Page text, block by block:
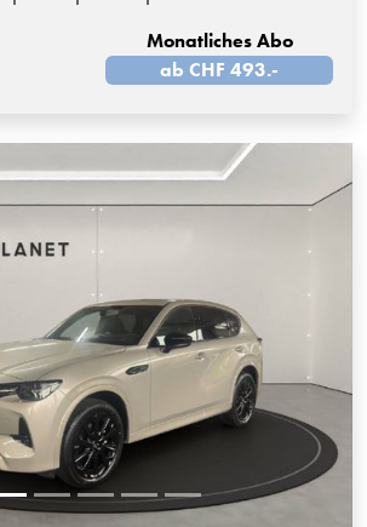
Monatliches Abo
ab CHF 493.-